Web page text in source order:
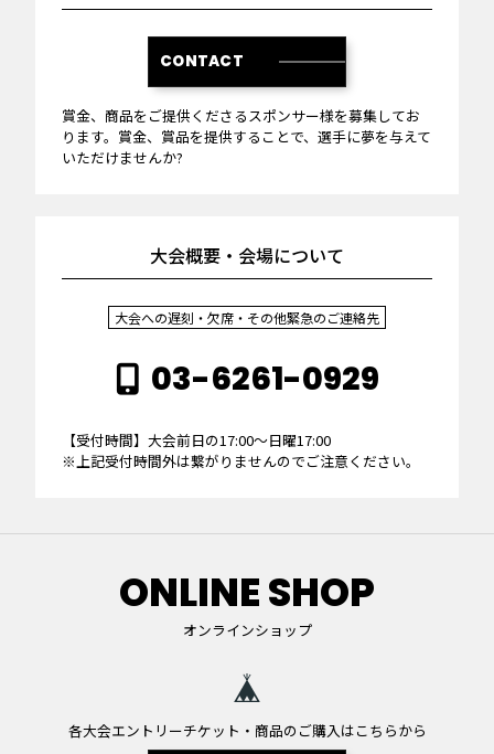
CONTACT
賞金、商品をご提供くださるスポンサー様を募集してお
ります。賞金、賞品を提供することで、選手に夢を与えて
いただけませんか?
大会概要・会場について
大会への遅刻・欠席・その他緊急のご連絡先
03-6261-0929
【受付時間】大会前日の17:00～日曜17:00
※上記受付時間外は繋がりませんのでご注意ください。
ONLINE SHOP
オンラインショップ
各大会エントリーチケット・商品のご購入はこちらから